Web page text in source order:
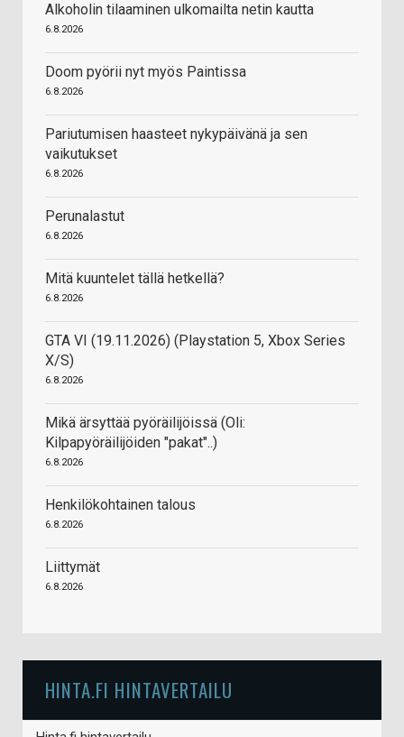
Alkoholin tilaaminen ulkomailta netin kautta
6.8.2026
Doom pyörii nyt myös Paintissa
6.8.2026
Pariutumisen haasteet nykypäivänä ja sen
vaikutukset
6.8.2026
Perunalastut
6.8.2026
Mitä kuuntelet tällä hetkellä?
6.8.2026
GTA VI (19.11.2026) (Playstation 5, Xbox Series
X/S)
6.8.2026
Mikä ärsyttää pyöräilijöissä (Oli:
Kilpapyöräilijöiden "pakat"..)
6.8.2026
Henkilökohtainen talous
6.8.2026
Liittymät
6.8.2026
HINTA.FI HINTAVERTAILU